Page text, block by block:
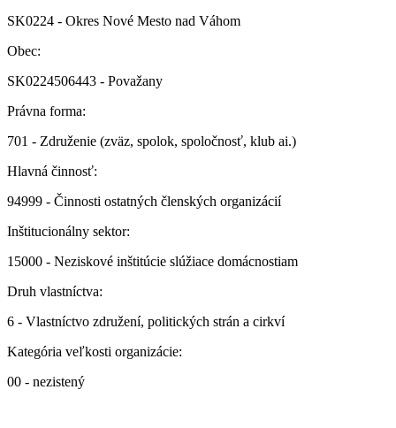
SK0224 - Okres Nové Mesto nad Váhom
Obec:
SK0224506443 - Považany
Právna forma:
701 - Združenie (zväz, spolok, spoločnosť, klub ai.)
Hlavná činnosť:
94999 - Činnosti ostatných členských organizácií
Inštitucionálny sektor:
15000 - Neziskové inštitúcie slúžiace domácnostiam
Druh vlastníctva:
6 - Vlastníctvo združení, politických strán a cirkví
Kategória veľkosti organizácie:
00 - nezistený